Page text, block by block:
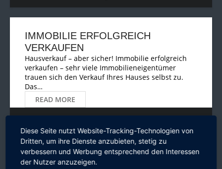
IMMOBILIE ERFOLGREICH
VERKAUFEN
Hausverkauf – aber sicher! Immobilie erfolgreich
verkaufen – sehr viele Immobilieneigentümer
trauen sich den Verkauf Ihres Hauses selbst zu.
Das…
READ MORE
Diese Seite nutzt Website-Tracking-Technologien von
Dritten, um ihre Dienste anzubieten, stetig zu
verbessern und Werbung entsprechend den Interessen
der Nutzer anzuzeigen.